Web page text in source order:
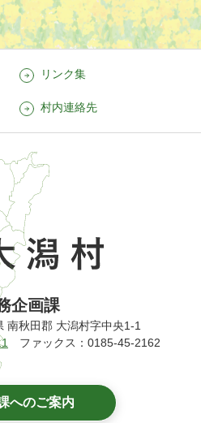
リンク集
村内連絡先
企画課
秋田郡 大潟村字中央1-1
ファックス：0185-45-2162
へのご案内